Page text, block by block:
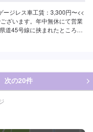
ージレス車工賃：3,300円〜<<
ざいます。年中無休にて営業
道45号線に挟まれたところに
次の20件